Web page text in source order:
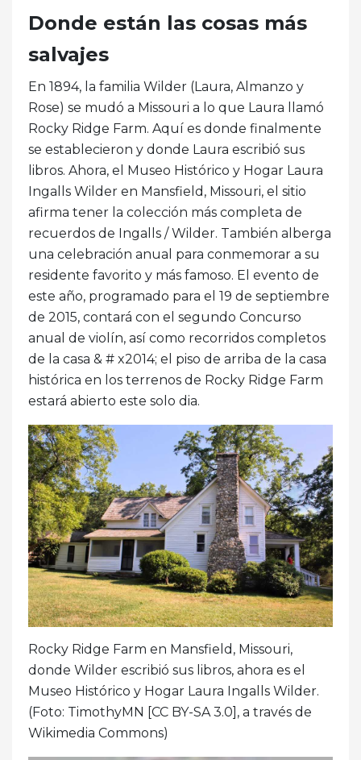
Donde están las cosas más
salvajes
En 1894, la familia Wilder (Laura, Almanzo y
Rose) se mudó a Missouri a lo que Laura llamó
Rocky Ridge Farm. Aquí es donde finalmente
se establecieron y donde Laura escribió sus
libros. Ahora, el Museo Histórico y Hogar Laura
Ingalls Wilder en Mansfield, Missouri, el sitio
afirma tener la colección más completa de
recuerdos de Ingalls / Wilder. También alberga
una celebración anual para conmemorar a su
residente favorito y más famoso. El evento de
este año, programado para el 19 de septiembre
de 2015, contará con el segundo Concurso
anual de violín, así como recorridos completos
de la casa & # x2014; el piso de arriba de la casa
histórica en los terrenos de Rocky Ridge Farm
estará abierto este solo dia.
Rocky Ridge Farm en Mansfield, Missouri,
donde Wilder escribió sus libros, ahora es el
Museo Histórico y Hogar Laura Ingalls Wilder.
(Foto: TimothyMN [CC BY-SA 3.0], a través de
Wikimedia Commons)